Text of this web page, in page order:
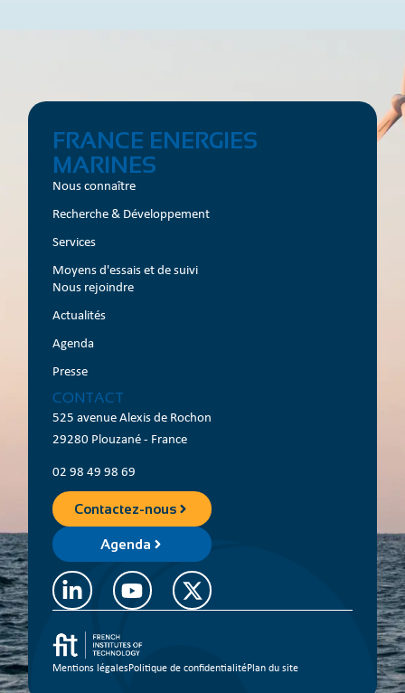
FRANCE ENERGIES
MARINES
Nous connaître
Recherche & Développement
Services
Moyens d'essais et de suivi
Nous rejoindre
Actualités
Agenda
Presse
CONTACT
525 avenue Alexis de Rochon
29280 Plouzané - France
02 98 49 98 69
Contactez-nous
Agenda
Mentions légalesPolitique de confidentialitéPlan du site